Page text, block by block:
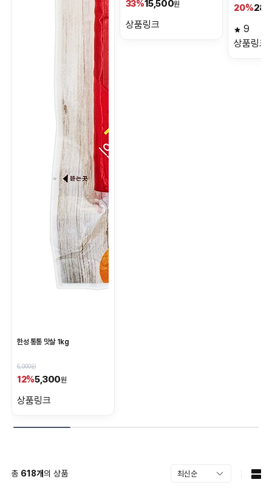
한성 통통 맛살 1kg
6,000원
12%5,300원
상품링크
33%15,500원
상품링크
20%
9
상품링크
총 618개의 상품